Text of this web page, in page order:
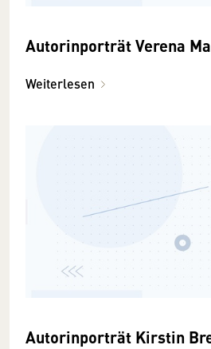
Autorinporträt Verena
Weiterlesen
Autorinporträt Kirstin